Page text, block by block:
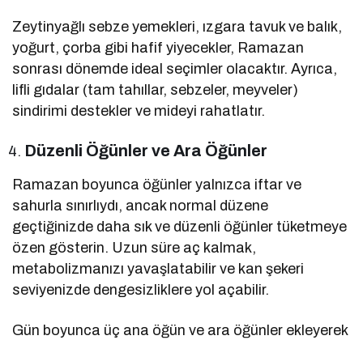
Zeytinyağlı sebze yemekleri, ızgara tavuk ve balık,
yoğurt, çorba gibi hafif yiyecekler, Ramazan
sonrası dönemde ideal seçimler olacaktır. Ayrıca,
lifli gıdalar (tam tahıllar, sebzeler, meyveler)
sindirimi destekler ve mideyi rahatlatır.
Düzenli Öğünler ve Ara Öğünler
Ramazan boyunca öğünler yalnızca iftar ve
sahurla sınırlıydı, ancak normal düzene
geçtiğinizde daha sık ve düzenli öğünler tüketmeye
özen gösterin. Uzun süre aç kalmak,
metabolizmanızı yavaşlatabilir ve kan şekeri
seviyenizde dengesizliklere yol açabilir.
Gün boyunca üç ana öğün ve ara öğünler ekleyerek